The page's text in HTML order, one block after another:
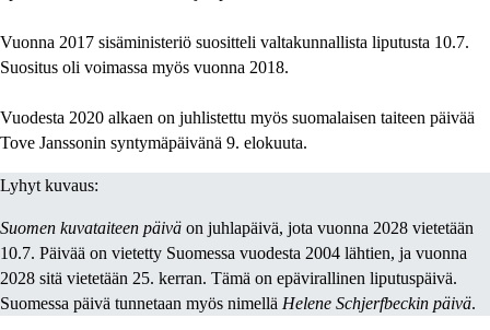
Vuonna 2017 sisäministeriö suositteli valtakunnallista liputusta 10.7.
Suositus oli voimassa myös vuonna 2018.
Vuodesta 2020 alkaen on juhlistettu myös suomalaisen taiteen päivää
Tove Janssonin syntymäpäivänä 9. elokuuta.
Lyhyt kuvaus:
Suomen kuvataiteen päivä on juhlapäivä, jota vuonna 2028 vietetään
10.7. Päivää on vietetty Suomessa vuodesta 2004 lähtien, ja vuonna
2028 sitä vietetään 25. kerran. Tämä on epävirallinen liputuspäivä.
Suomessa päivä tunnetaan myös nimellä Helene Schjerfbeckin päivä.